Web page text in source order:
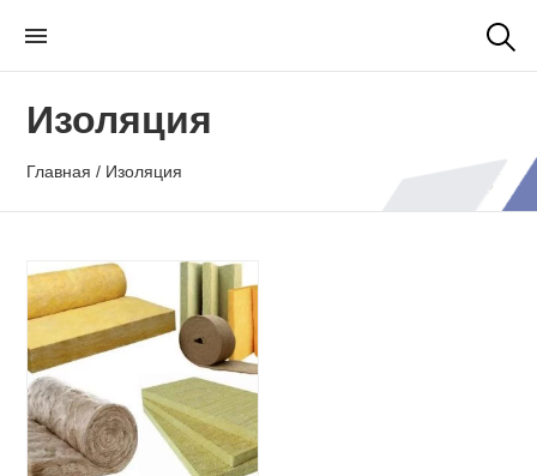
contentИзоляция
Главная / Изоляция